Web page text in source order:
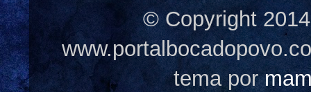
© Copyright
tema por